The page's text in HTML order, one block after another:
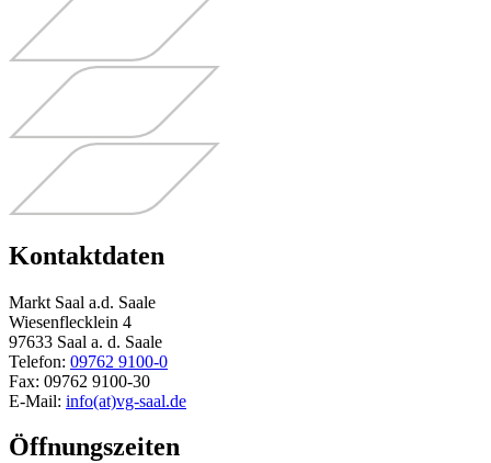
Kontaktdaten
Markt Saal a.d. Saale
Wiesenflecklein 4
97633 Saal a. d. Saale
Telefon: 09762 9100-0
Fax: 09762 9100-30
E-Mail: info(at)vg-saal.de
Öffnungszeiten